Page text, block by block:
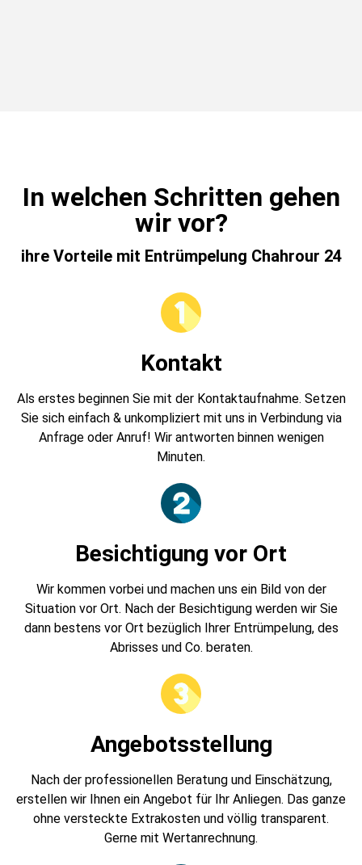
In welchen Schritten gehen
wir vor?
ihre Vorteile mit Entrümpelung Chahrour 24
Kontakt
Als erstes beginnen Sie mit der Kontaktaufnahme. Setzen
Sie sich einfach & unkompliziert mit uns in Verbindung via
Anfrage oder Anruf! Wir antworten binnen wenigen
Minuten.
Besichtigung vor Ort
Wir kommen vorbei und machen uns ein Bild von der
Situation vor Ort. Nach der Besichtigung werden wir Sie
dann bestens vor Ort bezüglich Ihrer Entrümpelung, des
Abrisses und Co. beraten.
Angebotsstellung
Nach der professionellen Beratung und Einschätzung,
erstellen wir Ihnen ein Angebot für Ihr Anliegen. Das ganze
ohne versteckte Extrakosten und völlig transparent.
Gerne mit Wertanrechnung.